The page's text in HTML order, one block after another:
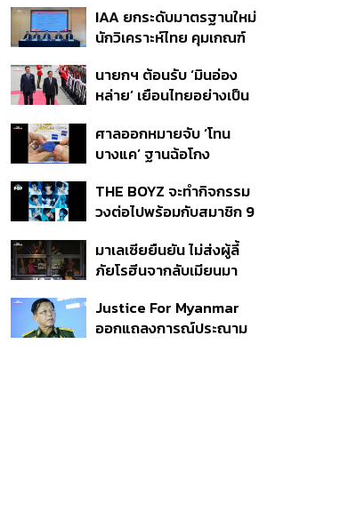
โหว่ คุ้มครองผู้แจ้งเบาะแส
รื้อระบบใช้งบไซเบอร์
IAA ยกระดับมาตรฐานใหม่
นักวิเคราะห์ไทย คุมเกณฑ์
เปิดตัวเครื่องหมาย IAA
ต่อท้ายชื่อ
นายกฯ ต้อนรับ ‘มินอ่อง
หล่าย’ เยือนไทยอย่างเป็น
คณะ-สักขีพยานลงนาม
MOU
ศาลออกหมายจับ ‘โทน
บางแค’ ฐานฉ้อโกง
แบรนด์ Zeiss ลวงขาย
กล้องส่องพระลิมิเต็ด
THE BOYZ จะทำกิจกรรม
วงต่อไปพร้อมกับสมาชิก 9
มาเลเซียยืนยัน ไม่ส่งผู้ลี้
ภัยโรฮีนจากลับเมียนมา
อยู่ในอันตราย
Justice For Myanmar
ออกแถลงการณ์ประณาม